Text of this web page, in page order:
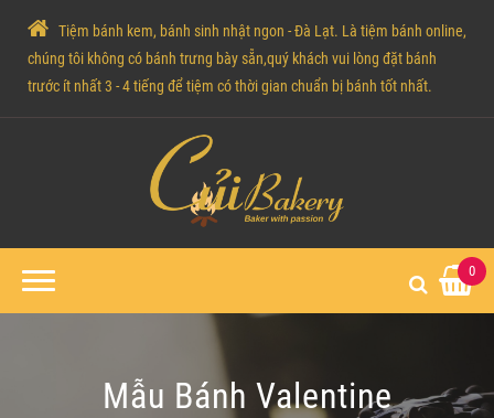
Tiệm bánh kem, bánh sinh nhật ngon - Đà Lạt. Là tiệm bánh online,
chúng tôi không có bánh trưng bày sẵn,quý khách vui lòng đặt bánh
trước ít nhất 3 - 4 tiếng để tiệm có thời gian chuẩn bị bánh tốt nhất.
0
Mẫu Bánh Valentine